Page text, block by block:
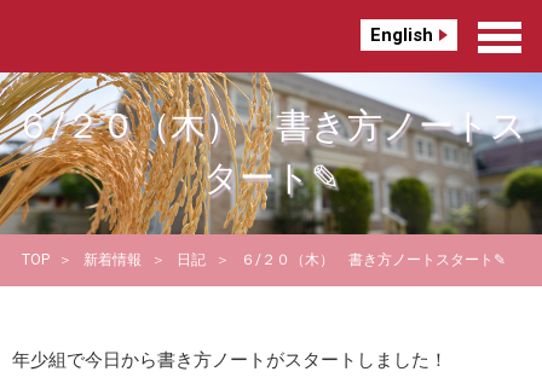
English
６/２０（木） 書き方ノートス
タート✎
TOP 新着情報 日記 ６/２０（木） 書き方ノートスタート✎
年少組で今日から書き方ノートがスタートしました！